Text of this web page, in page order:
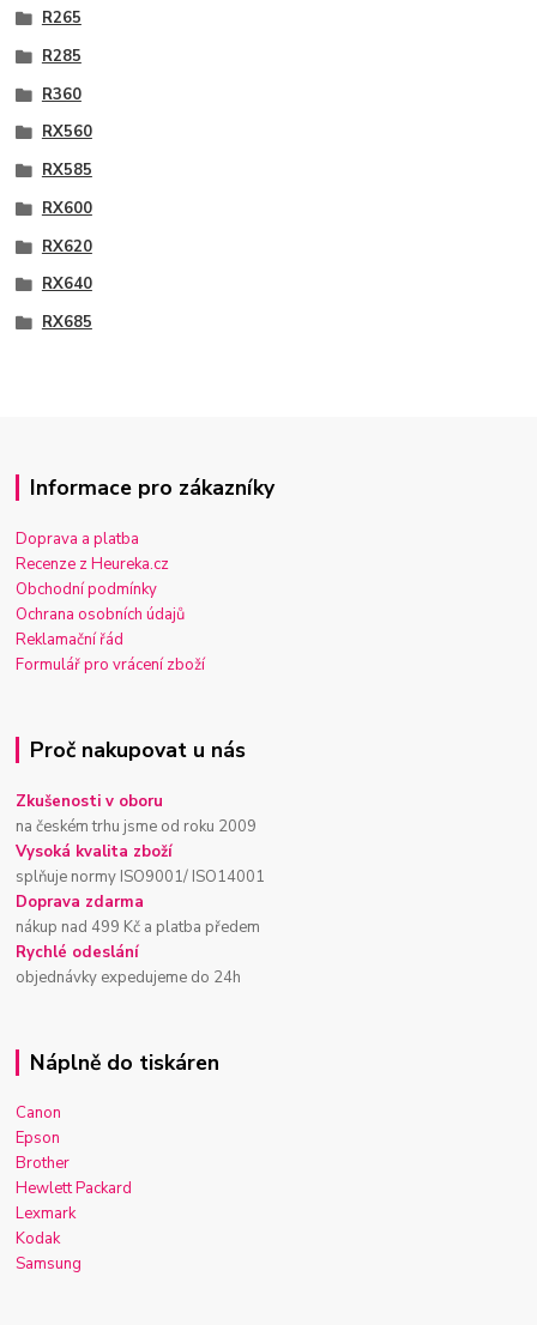
R265
R285
R360
RX560
RX585
RX600
RX620
RX640
RX685
Informace pro zákazníky
Doprava a platba
Recenze z Heureka.cz
Obchodní podmínky
Ochrana osobních údajů
Reklamační řád
Formulář pro vrácení zboží
Proč nakupovat u nás
Zkušenosti v oboru
na českém trhu jsme od roku 2009
Vysoká kvalita zboží
splňuje normy ISO9001/ ISO14001
Doprava zdarma
nákup nad 499 Kč a platba předem
Rychlé odeslání
objednávky expedujeme do 24h
Náplně do tiskáren
Canon
Epson
Brother
Hewlett Packard
Lexmark
Kodak
Samsung